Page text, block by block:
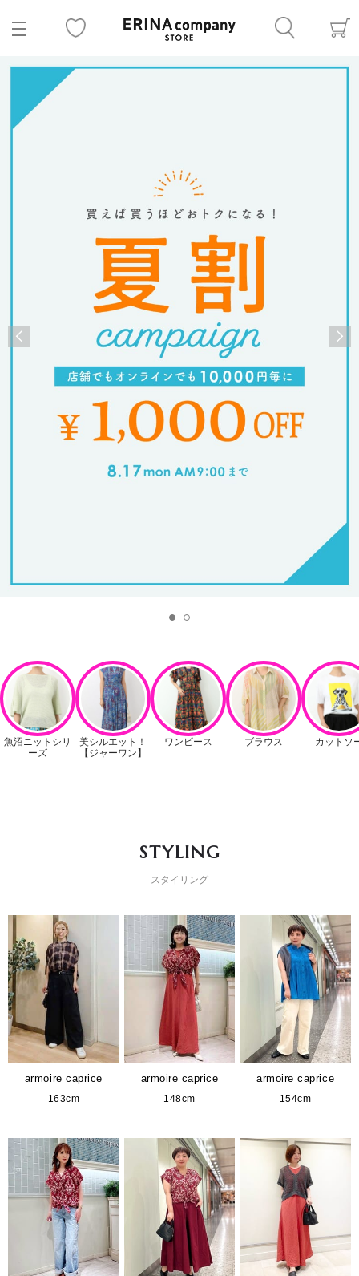
STYLING
スタイリング
armoire caprice
163cm
armoire caprice
148cm
armoire caprice
154cm